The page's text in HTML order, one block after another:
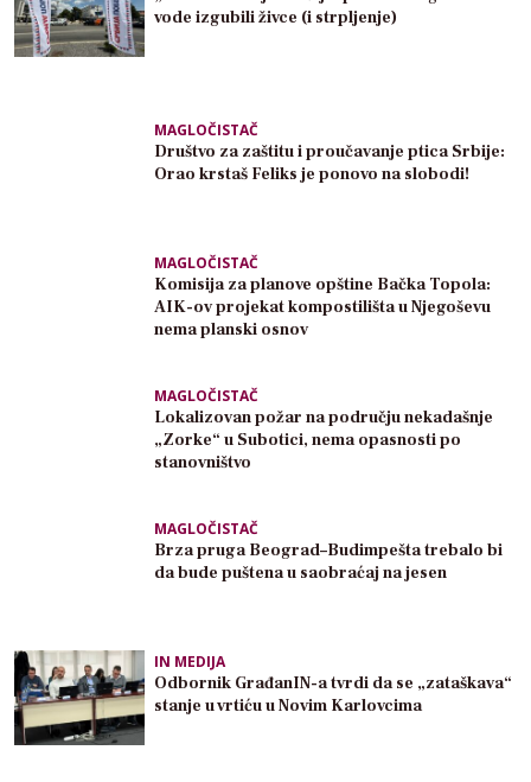
vode izgubili živce (i strpljenje)
MAGLOČISTAČ
Društvo za zaštitu i proučavanje ptica Srbije:
Orao krstaš Feliks je ponovo na slobodi!
MAGLOČISTAČ
Komisija za planove opštine Bačka Topola:
AIK-ov projekat kompostilišta u Njegoševu
nema planski osnov
MAGLOČISTAČ
Lokalizovan požar na području nekadašnje
„Zorke“ u Subotici, nema opasnosti po
stanovništvo
MAGLOČISTAČ
Brza pruga Beograd–Budimpešta trebalo bi
da bude puštena u saobraćaj na jesen
IN MEDIJA
Odbornik GrađanIN-a tvrdi da se „zataškava“
stanje u vrtiću u Novim Karlovcima